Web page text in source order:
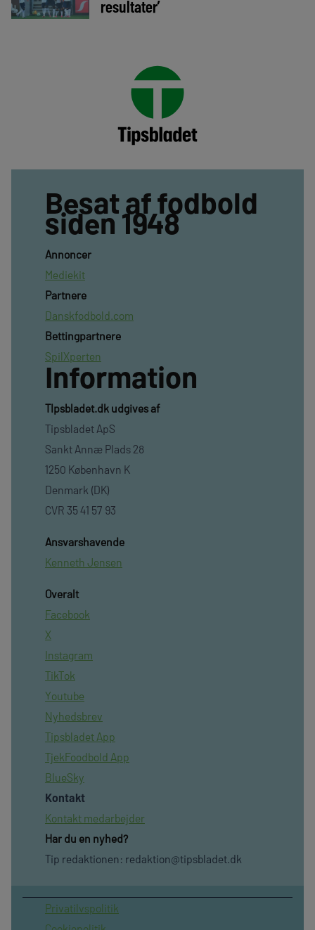
resultater’
Besat af fodbold
siden 1948
Annoncer
Mediekit
Partnere
Danskfodbold.com
Bettingpartnere
SpilXperten
Information
TIpsbladet.dk udgives af
Tipsbladet ApS
Sankt Annæ Plads 28
1250 København K
Denmark (DK)
CVR 35 41 57 93
Ansvarshavende
Kenneth Jensen
Overalt
Facebook
X
Instagram
TikTok
Youtube
Nyhedsbrev
Tipsbladet App
TjekFoodbold App
BlueSky
Kontakt
Kontakt medarbejder
Har du en nyhed?
Tip redaktionen: redaktion@tipsbladet.dk
Privatilvspolitik